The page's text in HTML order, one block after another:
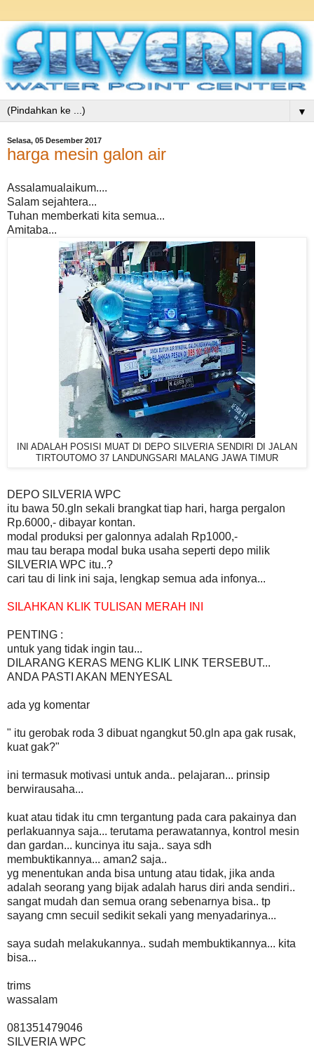
▼
Selasa, 05 Desember 2017
harga mesin galon air
Assalamualaikum....
Salam sejahtera...
Tuhan memberkati kita semua...
Amitaba...
INI ADALAH POSISI MUAT DI DEPO SILVERIA SENDIRI DI JALAN
TIRTOUTOMO 37 LANDUNGSARI MALANG JAWA TIMUR
DEPO SILVERIA WPC
itu bawa 50.gln sekali brangkat tiap hari, harga pergalon
Rp.6000,- dibayar kontan.
modal produksi per galonnya adalah Rp1000,-
mau tau berapa modal buka usaha seperti depo milik
SILVERIA WPC itu..?
cari tau di link ini saja, lengkap semua ada infonya...
SILAHKAN KLIK TULISAN MERAH INI
PENTING :
untuk yang tidak ingin tau...
DILARANG KERAS MENG KLIK LINK TERSEBUT...
ANDA PASTI AKAN MENYESAL
ada yg komentar
" itu gerobak roda 3 dibuat ngangkut 50.gln apa gak rusak,
kuat gak?"
ini termasuk motivasi untuk anda.. pelajaran... prinsip
berwirausaha...
kuat atau tidak itu cmn tergantung pada cara pakainya dan
perlakuannya saja... terutama perawatannya, kontrol mesin
dan gardan... kuncinya itu saja.. saya sdh
membuktikannya... aman2 saja..
yg menentukan anda bisa untung atau tidak, jika anda
adalah seorang yang bijak adalah harus diri anda sendiri..
sangat mudah dan semua orang sebenarnya bisa.. tp
sayang cmn secuil sedikit sekali yang menyadarinya...
saya sudah melakukannya.. sudah membuktikannya... kita
bisa...
trims
wassalam
081351479046
SILVERIA WPC